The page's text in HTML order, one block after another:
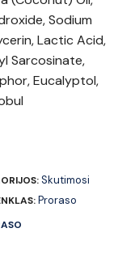
Sodium
Lactic Acid,
Sarcosinate,
Eucalyptol,
Skutimosi
Proraso